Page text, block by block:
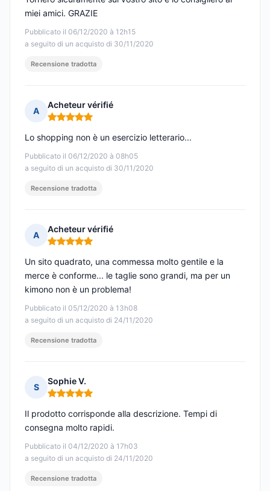
Pubblicato il 06/12/2020 à 12h15
a seguito di un acquisto di 30/11/2020
miei amici. GRAZIE
Recensione tradotta
A
Acheteur vérifié
Nota: 5 su 5
Pubblicato il 06/12/2020 à 08h05
a seguito di un acquisto di 30/11/2020
Lo shopping non è un esercizio letterario...
Recensione tradotta
A
Acheteur vérifié
Nota: 5 su 5
Pubblicato il 05/12/2020 à 13h08
a seguito di un acquisto di 24/11/2020
Un sito quadrato, una commessa molto gentile e la
merce è conforme... le taglie sono grandi, ma per un
kimono non è un problema!
Recensione tradotta
S
Sophie V.
Nota: 5 su 5
Pubblicato il 04/12/2020 à 17h03
a seguito di un acquisto di 24/11/2020
Il prodotto corrisponde alla descrizione. Tempi di
consegna molto rapidi.
Recensione tradotta